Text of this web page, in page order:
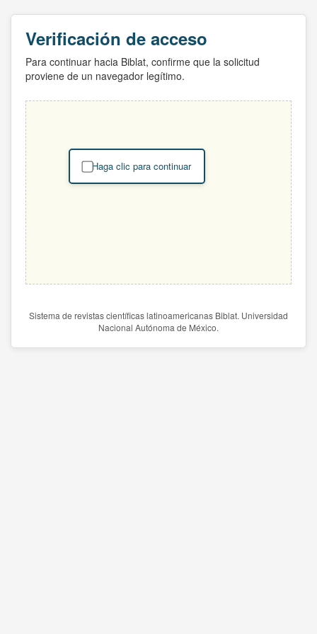
Verificación de acceso
Para continuar hacia Biblat, confirme que la solicitud
proviene de un navegador legítimo.
Haga clic para continuar
Sistema de revistas científicas latinoamericanas Biblat. Universidad
Nacional Autónoma de México.